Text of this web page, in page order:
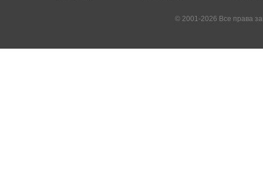
© 2001-2026 Все права